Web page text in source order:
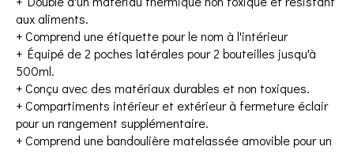
aux aliments.
+ Comprend une étiquette pour le nom à l'intérieur
+ Équipé de 2 poches latérales pour 2 bouteilles jusqu'à
500ml.
+ Conçu avec des matériaux durables et non toxiques.
+ Compartiments intérieur et extérieur à fermeture éclair
pour un rangement supplémentaire.
+ Comprend une bandoulière matelassée amovible pour un